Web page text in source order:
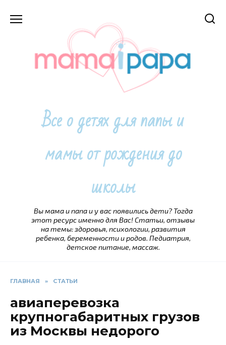
Все о детях для папы и
мамы от рождения до
школы
Вы мама и папа и у вас появились дети? Тогда
этот ресурс именно для Вас! Статьи, отзывы
на темы: здоровья, психологии, развития
ребенка, беременности и родов. Педиатрия,
детское питание, массаж.
ГЛАВНАЯ » СТАТЬИ
авиаперевозка
крупногабаритных грузов
из Москвы недорого